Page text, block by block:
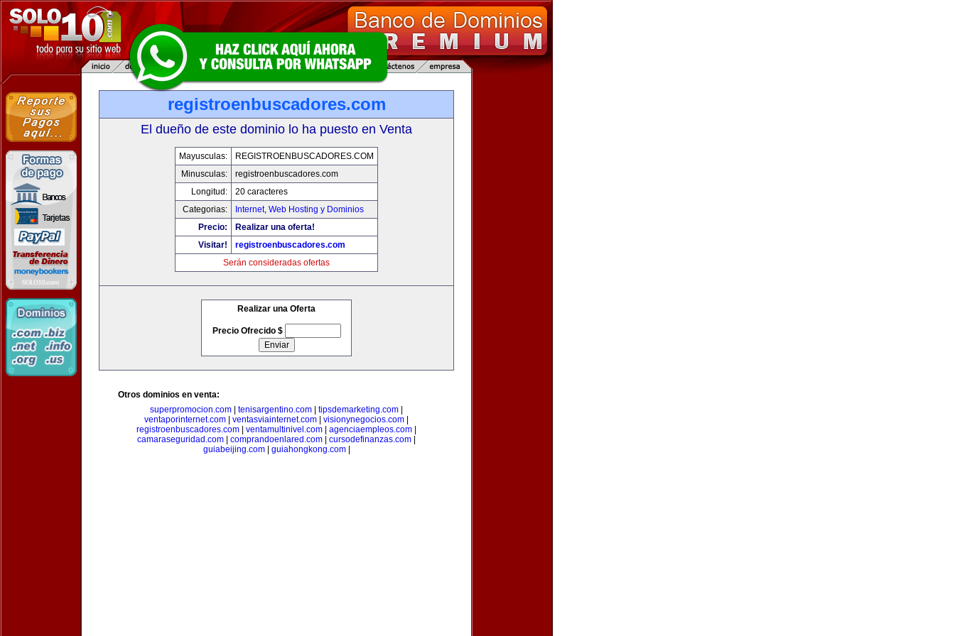
registroenbuscadores.com
El dueño de este dominio lo ha puesto en Venta
Mayusculas:
REGISTROENBUSCADORES.COM
Minusculas:
registroenbuscadores.com
Longitud:
20 caracteres
Categorias:
Internet, Web Hosting y Dominios
Precio:
Realizar una oferta!
Visitar!
registroenbuscadores.com
Serán consideradas ofertas
Realizar una Oferta
Precio Ofrecido $
Otros dominios en venta:
superpromocion.com
tenisargentino.com tipsdemarketing.com
ventaporinternet.com
ventasviainternet.com visionynegocios.com
registroenbuscadores.com
ventamultinivel.com agenciaempleos.com
camaraseguridad.com
comprandoenlared.com cursodefinanzas.com
guiabeijing.com| guiahongkong.com|